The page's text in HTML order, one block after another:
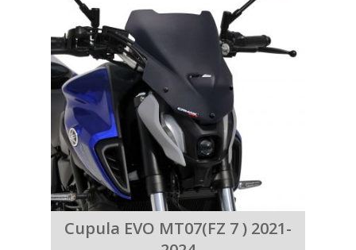
Cupula EVO MT07(FZ 7 ) 2021-